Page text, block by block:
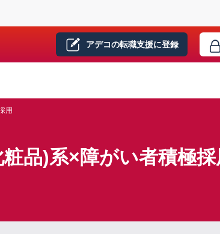
アデコの転職支援に登録
用
品)系×障がい者積極